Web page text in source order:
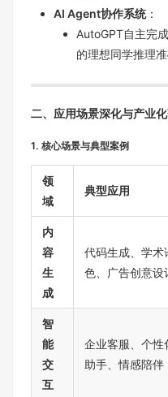
AI Agent协作系统：
AutoGPT自主完
的理想同学推理准
二、应用场景深化与产业
1. 核心场景与典型案例
领
域
典型应用
内
容
生
成
代码生成、学术
色、广告创意设
智
能
交
互
企业客服、个性
助手、情感陪伴